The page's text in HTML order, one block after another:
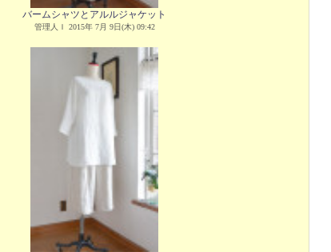
バームシャツとアルルジャケット
管理人Ｉ 2015年 7月 9日(木) 09:42